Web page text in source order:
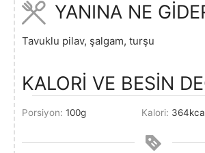
YANINA NE
Tavuklu pilav, şalgam, turşu
KALORİ VE BESİN
Porsiyon: 100g Kalori: 364